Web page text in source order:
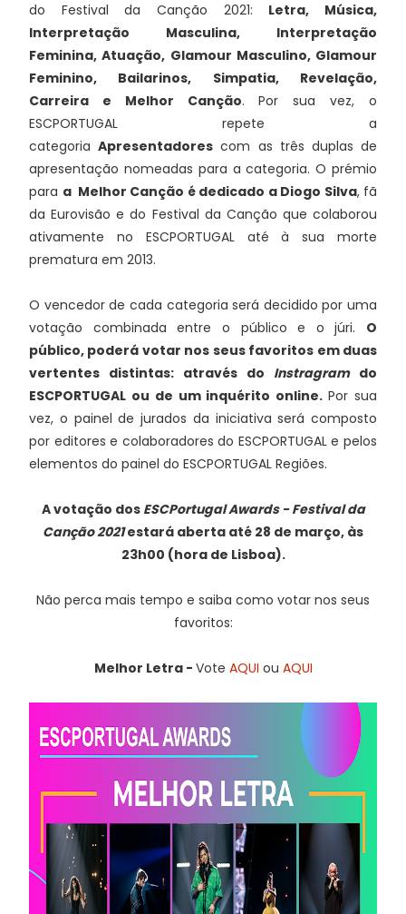
do Festival da Canção 2021: Letra, Música,
Interpretação Masculina, Interpretação
Feminina, Atuação, Glamour Masculino, Glamour
Feminino, Bailarinos, Simpatia, Revelação,
Carreira e Melhor Canção. Por sua vez, o
ESCPORTUGAL repete a
categoriaApresentadores com as três duplas de
apresentação nomeadas para a categoria. O prémio
para a Melhor Canção é dedicado a Diogo Silva, fã
da Eurovisão e do Festival da Canção que colaborou
ativamente no ESCPORTUGAL até à sua morte
prematura em 2013.
O vencedor de cada categoria será decidido por uma
votação combinada entre o público e o júri. O
público, poderá votar nos seus favoritos em duas
vertentes distintas: através do Instragramdo
ESCPORTUGAL ou de um inquérito online.Por sua
vez, o painel de jurados da iniciativa será composto
por editores e colaboradores do ESCPORTUGAL e pelos
elementos do painel do ESCPORTUGAL Regiões.
A votação dos ESCPortugal Awards - Festival da
Canção 2021estará aberta até 28 de março, às
23h00 (hora de Lisboa).
Não perca mais tempo e saiba como votar nos seus
favoritos:
Melhor Letra - Vote AQUI ou AQUI